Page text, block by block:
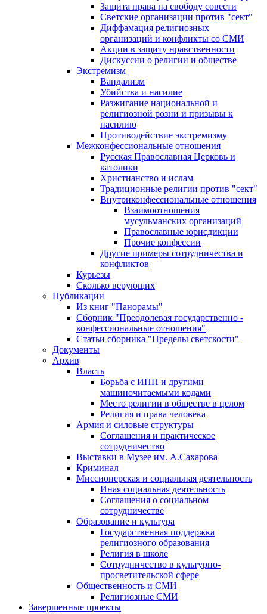
Защита права на свободу совести
Светские организации против "сект"
Диффамация религиозных
организаций и конфликты со СМИ
Акции в защиту нравственности
Дискуссии о религии и обществе
Экстремизм
Вандализм
Убийства и насилие
Разжигание национальной и
религиозной розни и призывы к
насилию
Противодействие экстремизму
Межконфессиональные отношения
Русская Православная Церковь и
католики
Христианство и ислам
Традиционные религии против "сект"
Внутриконфессиональные отношения
Взаимоотношения
мусульманских организаций
Православные юрисдикции
Прочие конфессии
Другие примеры сотрудничества и
конфликтов
Курьезы
Сколько верующих
Публикации
Из книг "Панорамы"
Сборник "Преодолевая государственно -
конфессиональные отношения"
Статьи сборника "Пределы светскости"
Документы
Архив
Власть
Борьба с ИНН и другими
машиночитаемыми кодами
Место религии в обществе в целом
Религия и права человека
Армия и силовые структуры
Соглашения и практическое
сотрудничество
Выставки в Музее им. А.Сахарова
Криминал
Миссионерская и социальная деятельность
Иная социальная деятельность
Соглашения о социальном
сотрудничестве
Образование и культура
Государственная поддержка
религиозного образования
Религия в школе
Сотрудничество в культурно-
просветительской сфере
Общественность и СМИ
Религиозные СМИ
Завершенные проекты